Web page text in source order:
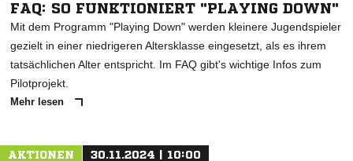
FAQ: SO FUNKTIONIERT "PLAYING DOWN"
Mit dem Programm "Playing Down" werden kleinere Jugendspieler
gezielt in einer niedrigeren Altersklasse eingesetzt, als es ihrem
tatsächlichen Alter entspricht. Im FAQ gibt's wichtige Infos zum
Pilotprojekt.
Mehr lesen
AKTIONEN 30.11.2024 | 10:00